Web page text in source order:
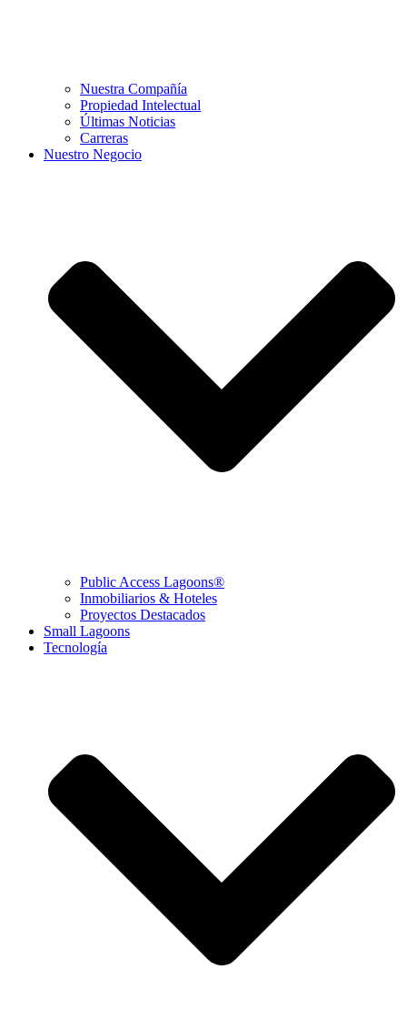
Nuestra Compañía
Propiedad Intelectual
Últimas Noticias
Carreras
Nuestro Negocio
Public Access Lagoons®
Inmobiliarios & Hoteles
Proyectos Destacados
Small Lagoons
Tecnología